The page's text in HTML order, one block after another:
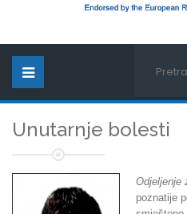
Unutarnje bolesti
Odjeljenje
poznatije